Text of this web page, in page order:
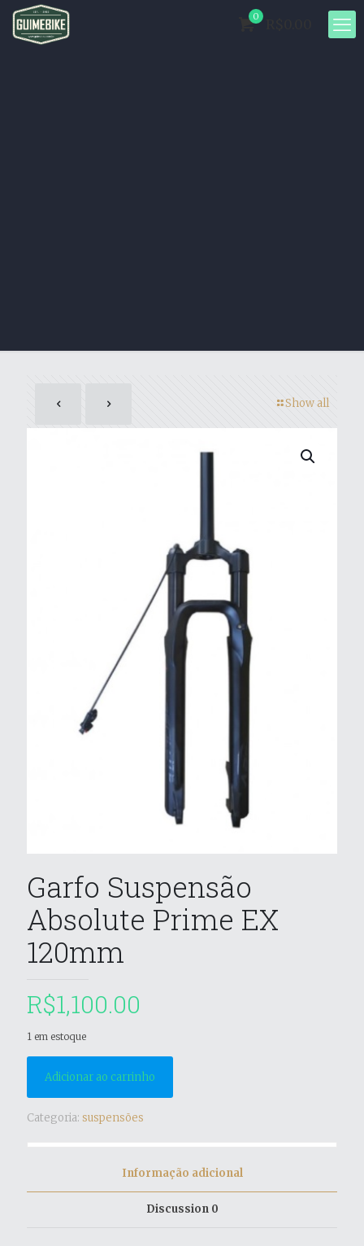
0
Show all
Garfo Suspensão
Absolute Prime EX
120mm
R$1,100.00
1 em estoque
Adicionar ao carrinho
Categoria: suspensões
Informação adicional
Discussion 0